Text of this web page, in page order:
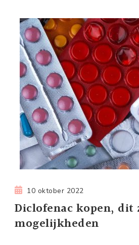
10 oktober 2022
Diclofenac kopen, dit
mogelijkheden